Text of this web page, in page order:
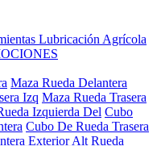
Lubricación Agrícola
Maza Rueda Delantera
Izq Maza Rueda Trasera
Izquierda Del Cubo
Cubo De Rueda Trasera
Exterior Alt Rueda